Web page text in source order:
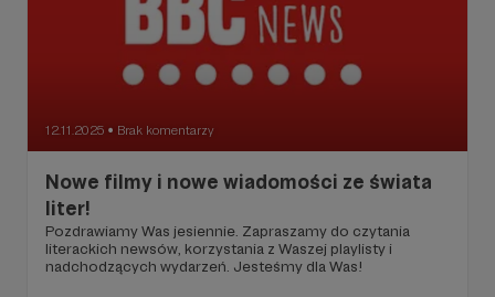
12.11.2025 ● Brak komentarzy
Nowe filmy i nowe wiadomości ze świata
liter!
Pozdrawiamy Was jesiennie. Zapraszamy do czytania
literackich newsów, korzystania z Waszej playlisty i
nadchodzących wydarzeń. Jesteśmy dla Was!